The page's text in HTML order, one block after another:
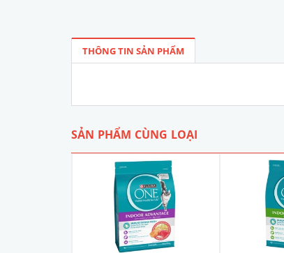
THÔNG TIN SẢN PHẨM
SẢN PHẨM CÙNG LOẠI